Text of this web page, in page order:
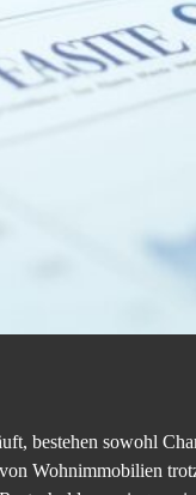
bestehen sowohl
Wohnimmobilien